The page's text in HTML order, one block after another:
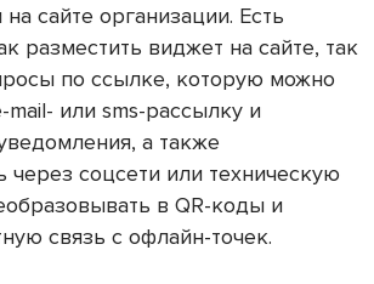
сайте организации. Есть
разместить виджет на сайте, так
по ссылке, которую можно
или sms-рассылку и
а также
через соцсети или техническую
в QR-коды и
связь с офлайн-точек.